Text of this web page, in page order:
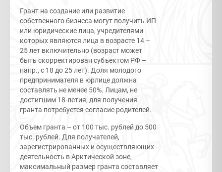
Грант на создание или развитие
собственного бизнеса могут получить ИП
или юридические лица, учредителями
которых являются лица в возрасте 14 –
25 лет включительно (возраст может
быть скорректирован субъектом РФ –
напр., с 18 до 25 лет). Доля молодого
предпринимателя в юрлице должна
составлять не менее 50%. Лицам, не
достигшим 18-летия, для получения
гранта потребуется согласие родителей.
Объем гранта – от 100 тыс. рублей до 500
тыс. рублей. Для получателей,
зарегистрированных и осуществляющих
деятельность в Арктической зоне,
максимальный размер гранта составляет